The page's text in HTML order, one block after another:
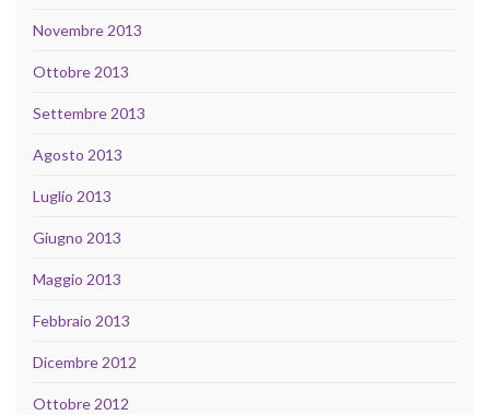
Novembre 2013
Ottobre 2013
Settembre 2013
Agosto 2013
Luglio 2013
Giugno 2013
Maggio 2013
Febbraio 2013
Dicembre 2012
Ottobre 2012